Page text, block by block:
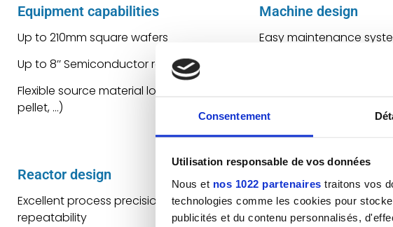
Consentement
Utilisation responsable de vos données
Nous et nos 1022 partenaires traitons vos
technologies comme les cookies pour
publicités et du contenu personnalisés,
Equipment capabilities
Up to 210mm square wafers
Up to 8’’ Semiconductor round wafers
Flexible source material loading (powder,
pellet, …)
Machine design
Easy maintenance
Industry 4.0 compliant
robotization on demand)
Reactor design
Excellent process precision and
repeatability
Vacuum & secondary
capabilities (< 10-